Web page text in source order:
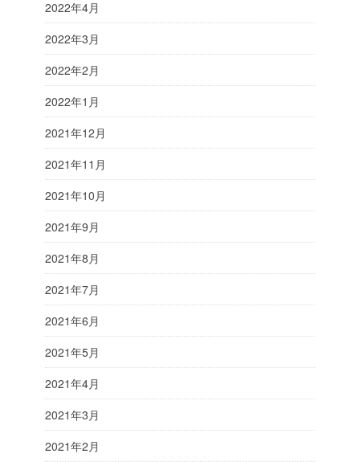
2022年4月
2022年3月
2022年2月
2022年1月
2021年12月
2021年11月
2021年10月
2021年9月
2021年8月
2021年7月
2021年6月
2021年5月
2021年4月
2021年3月
2021年2月